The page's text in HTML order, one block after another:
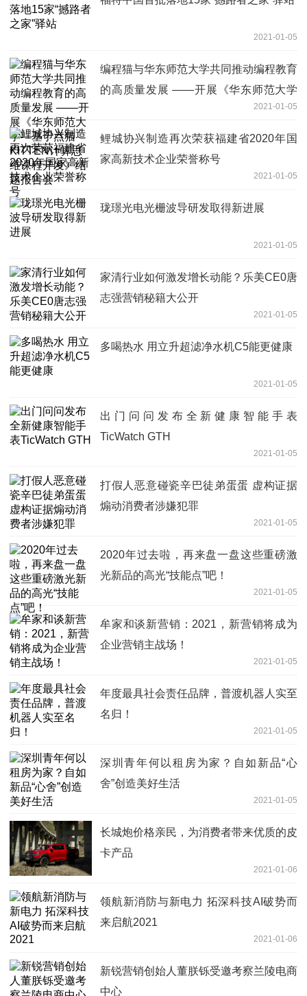
2021-01-05
编程猫与华东师范大学共同推动编程教育
的高质量发展 ——开展《华东师范大学
—基于点猫KITTEN计算思维课程开发》
结题报告会
2021-01-05
鲤城协兴制造再次荣获福建省2020年国
家高新技术企业荣誉称号
2021-01-05
珑璟光电光栅波导研发取得新进展
2021-01-05
家清行业如何激发增长动能？乐美CE0唐
志强营销秘籍大公开
2021-01-05
多喝热水 用立升超滤净水机C5能更健康
2021-01-05
出门问问发布全新健康智能手表
TicWatch GTH
2021-01-05
打假人恶意碰瓷辛巴徒弟蛋蛋 虚构证据
煽动消费者涉嫌犯罪
2021-01-05
2020年过去啦，再来盘一盘这些重磅激
光新品的高光“技能点”吧！
2021-01-05
牟家和谈新营销：2021，新营销将成为
企业营销主战场！
2021-01-05
年度最具社会责任品牌，普渡机器人实至
名归！
2021-01-05
深圳青年何以租房为家？自如新品“心
舍”创造美好生活
2021-01-05
长城炮价格亲民，为消费者带来优质的皮
卡产品
2021-01-06
领航新消防与新电力 拓深科技AI破势而
来启航2021
2021-01-06
新锐营销创始人董朕铄受邀考察兰陵电商
中心